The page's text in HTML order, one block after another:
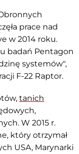
prace nad
w 2014 roku.
badań Pentagon
systemów",
F-22 Raptor.
tanich
W 2015 r.
który otrzymał
USA, Marynarki